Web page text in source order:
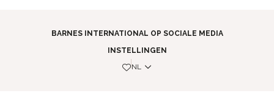
BARNES INTERNATIONAL OP SOCIALE MEDIA
INSTELLINGEN
NL